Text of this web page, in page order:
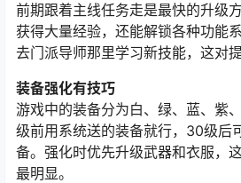
前期跟着主线任务走是最快的升级
获得大量经验，还能解锁各种功能
去门派导师那里学习新技能，这对
装备强化有技巧
游戏中的装备分为白、绿、蓝、紫
级前用系统送的装备就行，30级后
备。强化时优先升级武器和衣服，
最明显。